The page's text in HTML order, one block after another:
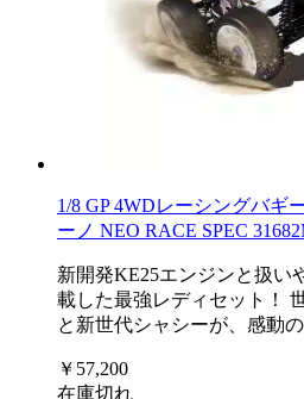
1/8 GP 4WDレーシングバギ
ーノ NEO RACE SPEC
新開発KE25エンジンと扱い
載した最強レディセット！
と新世代シャシーが、感動
￥57,200
在庫切れ